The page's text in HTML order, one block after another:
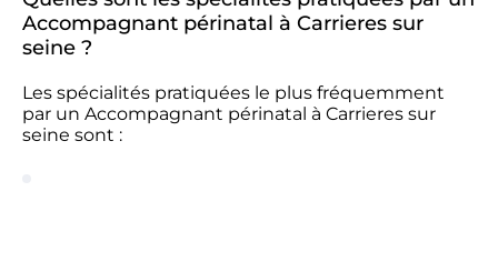
Accompagnant périnatal à Carrieres sur
seine ?
Les spécialités pratiquées le plus fréquemment
par un Accompagnant périnatal à Carrieres sur
seine sont :